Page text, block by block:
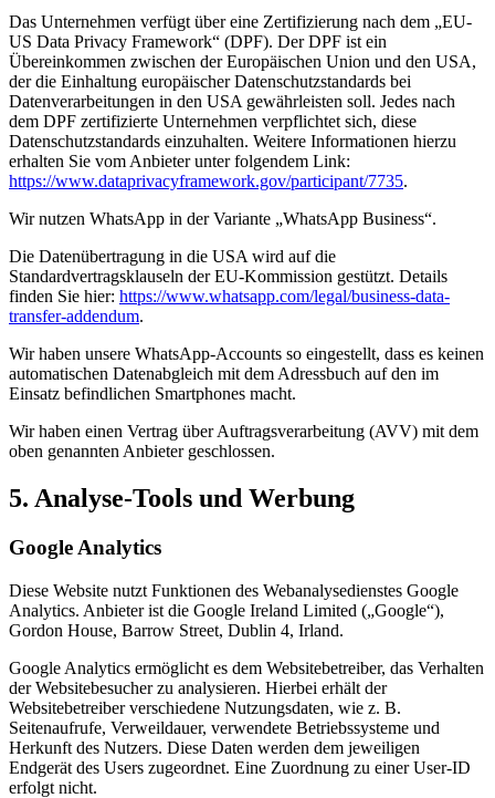
Das Unternehmen verfügt über eine Zertifizierung nach dem „EU-
US Data Privacy Framework“ (DPF). Der DPF ist ein
Übereinkommen zwischen der Europäischen Union und den USA,
der die Einhaltung europäischer Datenschutzstandards bei
Datenverarbeitungen in den USA gewährleisten soll. Jedes nach
dem DPF zertifizierte Unternehmen verpflichtet sich, diese
Datenschutzstandards einzuhalten. Weitere Informationen hierzu
erhalten Sie vom Anbieter unter folgendem Link:
https://www.dataprivacyframework.gov/participant/7735.
Wir nutzen WhatsApp in der Variante „WhatsApp Business“.
Die Datenübertragung in die USA wird auf die
Standardvertragsklauseln der EU-Kommission gestützt. Details
finden Sie hier: https://www.whatsapp.com/legal/business-data-
transfer-addendum.
Wir haben unsere WhatsApp-Accounts so eingestellt, dass es keinen
automatischen Datenabgleich mit dem Adressbuch auf den im
Einsatz befindlichen Smartphones macht.
Wir haben einen Vertrag über Auftragsverarbeitung (AVV) mit dem
oben genannten Anbieter geschlossen.
5. Analyse-Tools und Werbung
Google Analytics
Diese Website nutzt Funktionen des Webanalysedienstes Google
Analytics. Anbieter ist die Google Ireland Limited („Google“),
Gordon House, Barrow Street, Dublin 4, Irland.
Google Analytics ermöglicht es dem Websitebetreiber, das Verhalten
der Websitebesucher zu analysieren. Hierbei erhält der
Websitebetreiber verschiedene Nutzungsdaten, wie z. B.
Seitenaufrufe, Verweildauer, verwendete Betriebssysteme und
Herkunft des Nutzers. Diese Daten werden dem jeweiligen
Endgerät des Users zugeordnet. Eine Zuordnung zu einer User-ID
erfolgt nicht.